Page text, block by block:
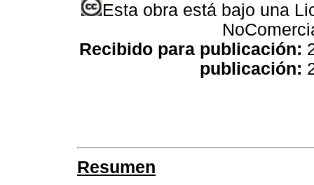
Esta obra está bajo una
Recibido para publicación:
publicación:
Resumen